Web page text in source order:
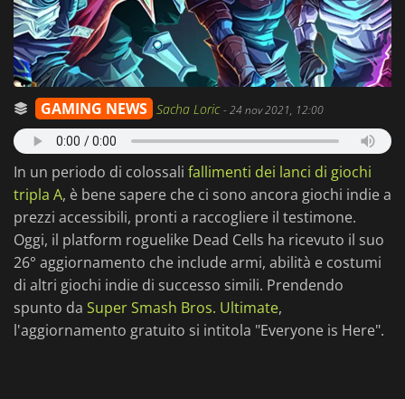
GAMING NEWS Sacha Loric-24 nov 2021, 12:00
In un periodo di colossali fallimenti dei lanci di giochi
tripla A, è bene sapere che ci sono ancora giochi indie a
prezzi accessibili, pronti a raccogliere il testimone.
Oggi, il platform roguelike Dead Cells ha ricevuto il suo
26° aggiornamento che include armi, abilità e costumi
di altri giochi indie di successo simili. Prendendo
spunto da Super Smash Bros. Ultimate,
l'aggiornamento gratuito si intitola "Everyone is Here".